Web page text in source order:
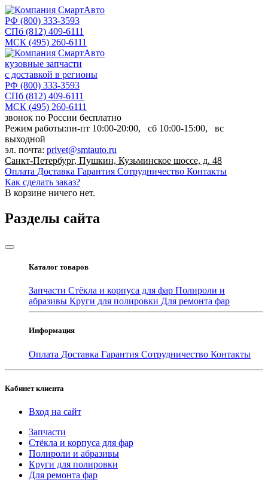
РФ (800) 333-3593
СПб (812) 409-6111
МСК (495) 260-6111
кузовные запчасти
с доставкой в регионы
РФ (800) 333-3593
СПб (812) 409-6111
МСК (495) 260-6111
звонок по России бесплатно
Режим работы:пн-пт 10:00-20:00, сб 10:00-15:00, вс
выходной
эл. почта: privet@smtauto.ru
Санкт-Петербург, Пушкин, Кузьминское шоссе, д. 48
Оплата Доставка Гарантия Сотрудничество Контакты
Как сделать заказ?
В корзине ничего нет.
Разделы сайта
Каталог товаров
Запчасти Стёкла и корпуса для фар Полироли и
абразивы Круги для полировки Для ремонта фар
Информация
Оплата Доставка Гарантия Сотрудничество Контакты
Кабинет клиента
Вход на сайт
Запчасти
Стёкла и корпуса для фар
Полироли и абразивы
Круги для полировки
Для ремонта фар